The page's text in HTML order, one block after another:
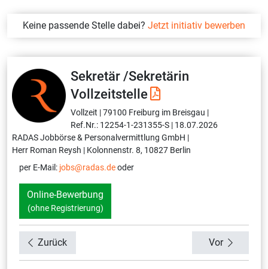
Keine passende Stelle dabei? Jetzt initiativ bewerben
Sekretär /Sekretärin
Vollzeitstelle
Vollzeit |79100 Freiburg im Breisgau |
Ref.Nr.: 12254-1-231355-S | 18.07.2026
RADAS Jobbörse & Personalvermittlung GmbH |
Herr Roman Reysh | Kolonnenstr. 8, 10827 Berlin
per E-Mail: jobs@radas.deoder
Online-Bewerbung
(ohne Registrierung)
Zurück Vor